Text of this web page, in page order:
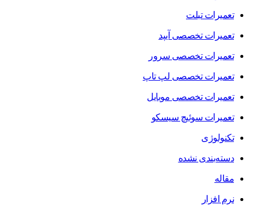
تعمیرات تبلت
تعمیرات تخصصی آیپد
تعمیرات تخصصی سرور
تعمیرات تخصصی لپ تاپ
تعمیرات تخصصی موبایل
تعمیرات سوئیچ سیسکو
تکنولوژی
دسته‌بندی نشده
مقاله
نرم افزار